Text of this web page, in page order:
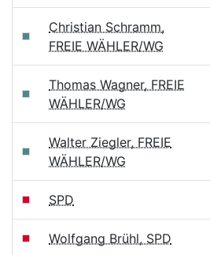
Christian Schramm,
FREIE WÄHLER/WG
Thomas Wagner, FREIE
WÄHLER/WG
Walter Ziegler, FREIE
WÄHLER/WG
SPD
Wolfgang Brühl, SPD